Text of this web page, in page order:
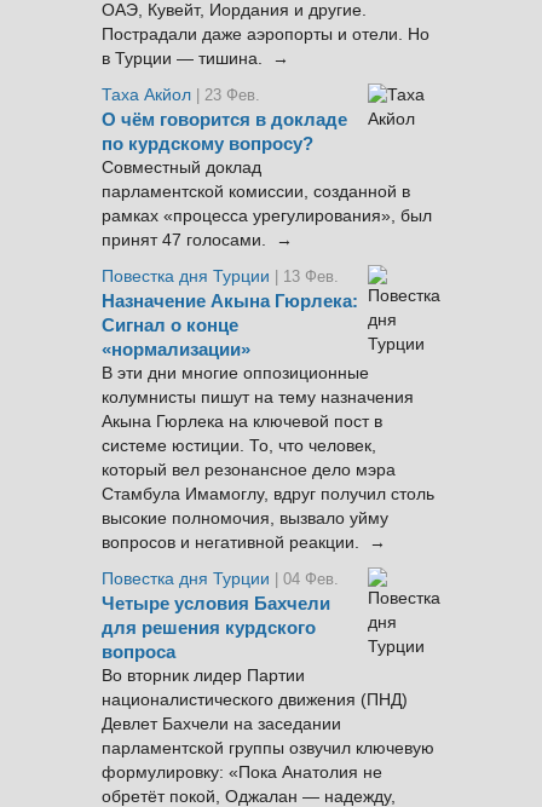
ОАЭ, Кувейт, Иордания и другие.
Пострадали даже аэропорты и отели. Но
в Турции — тишина. →
Таха Акйол | 23 Фев.
О чём говорится в докладе
по курдскому вопросу?
Совместный доклад
парламентской комиссии, созданной в
рамках «процесса урегулирования», был
принят 47 голосами. →
Повестка дня Турции
| 13 Фев.
Назначение Акына Гюрлека:
Сигнал о конце
«нормализации»
В эти дни многие оппозиционные
колумнисты пишут на тему назначения
Акына Гюрлека на ключевой пост в
системе юстиции. То, что человек,
который вел резонансное дело мэра
Стамбула Имамоглу, вдруг получил столь
высокие полномочия, вызвало уйму
вопросов и негативной реакции. →
Повестка дня Турции
| 04 Фев.
Четыре условия Бахчели
для решения курдского
вопроса
Во вторник лидер Партии
националистического движения (ПНД)
Девлет Бахчели на заседании
парламентской группы озвучил ключевую
формулировку: «Пока Анатолия не
обретёт покой, Оджалан — надежду,